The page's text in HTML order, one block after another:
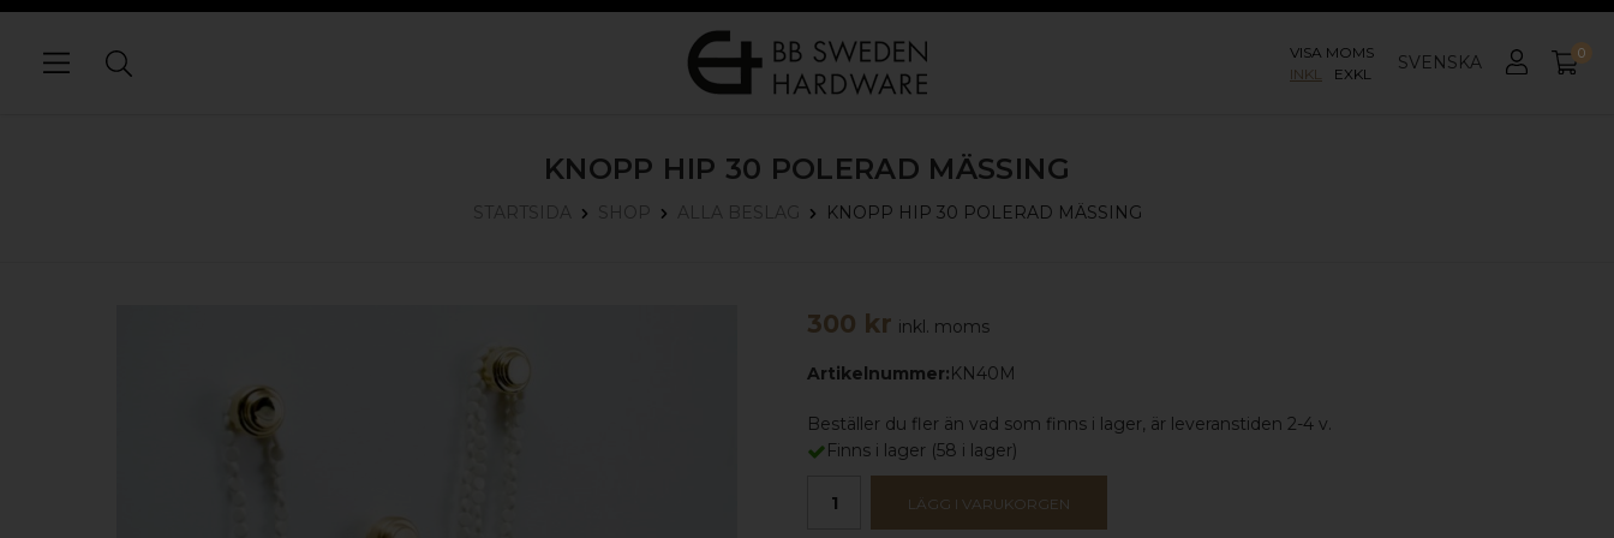
VISA MOMS
INKL
EXKL SVENSKA 0
KNOPP HIP 30 POLERAD MÄSSING
STARTSIDA SHOP ALLA BESLAG KNOPP HIP 30 POLERAD MÄSSING
300 kr inkl. moms
Artikelnummer:KN40M
Beställer du fler än vad som finns i lager, är leveranstiden 2-4 v.
Finns i lager (58 i lager)
LÄGG I VARUKORGEN